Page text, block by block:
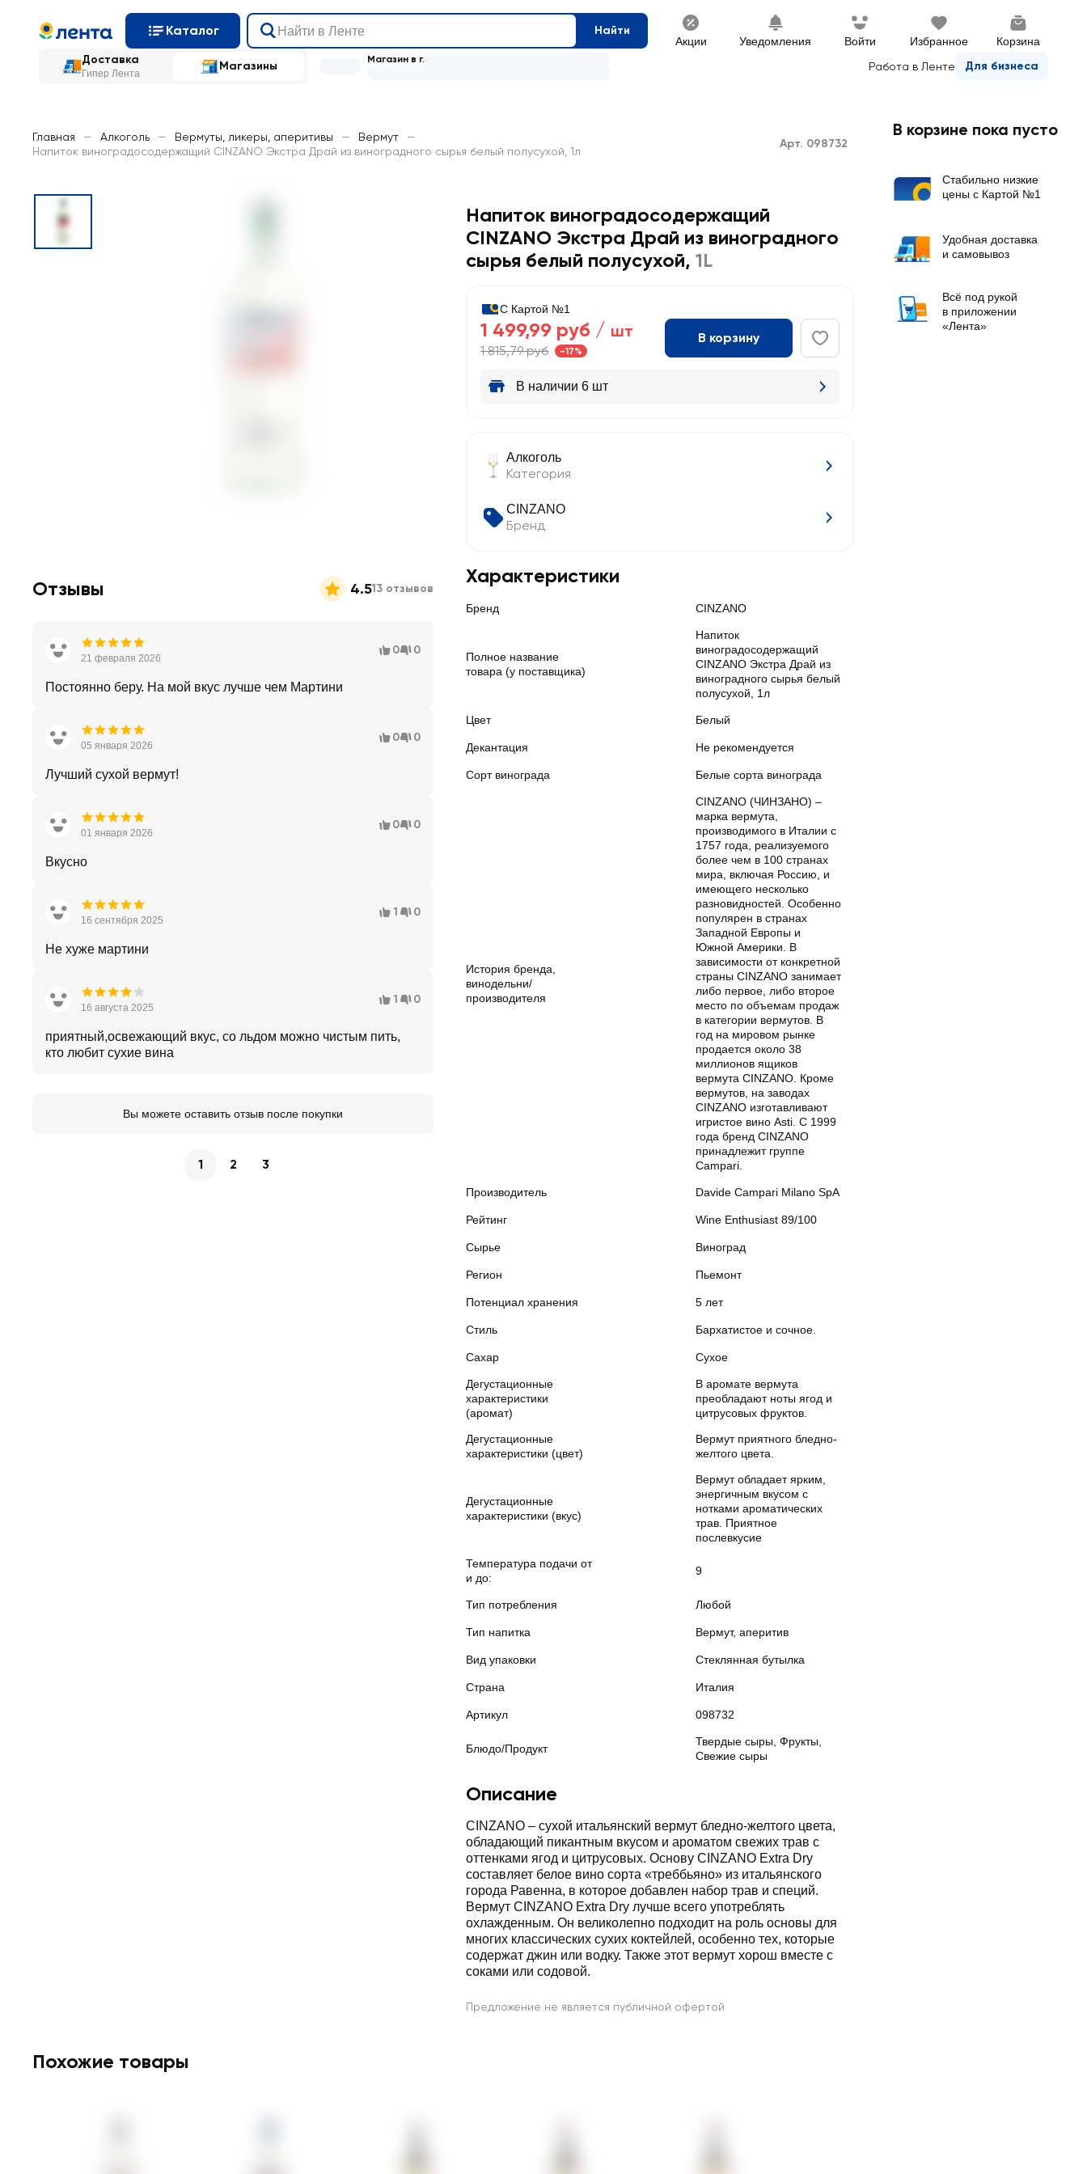
Каталог Найти
Акции Уведомления Войти Избранное Корзина
Доставка
Гипер Лента
Магазины Работа в Ленте Для бизнеса
Магазин в г.
Главная — Алкоголь — Вермуты, ликеры, аперитивы — Вермут
—
Напиток виноградосодержащий CINZANO Экстра Драй из виноградного сырья белый полусухой, 1л
Арт. 098732
Напиток виноградосодержащий
CINZANO Экстра Драй из виноградного
сырья белый полусухой, 1L
С Картой №1
1 499,99 руб / шт
1 815,79 руб -17%
В корзину
В наличии 6 шт
Алкоголь
Категория
CINZANO
Бренд
Характеристики
Бренд CINZANO
Полное название
товара (у поставщика)
Напиток
виноградосодержащий
CINZANO Экстра Драй из
виноградного сырья белый
полусухой, 1л
Цвет Белый
Декантация Не рекомендуется
Сорт винограда Белые сорта винограда
История бренда,
винодельни/
производителя
CINZANO (ЧИНЗАНО) –
марка вермута,
производимого в Италии с
1757 года, реализуемого
более чем в 100 странах
мира, включая Россию, и
имеющего несколько
разновидностей. Особенно
популярен в странах
Западной Европы и
Южной Америки. В
зависимости от конкретной
страны CINZANO занимает
либо первое, либо второе
место по объемам продаж
в категории вермутов. В
год на мировом рынке
продается около 38
миллионов ящиков
вермута CINZANO. Кроме
вермутов, на заводах
CINZANO изготавливают
игристое вино Asti. С 1999
года бренд CINZANO
принадлежит группе
Campari.
Производитель Davide Campari Milano SpA
Рейтинг Wine Enthusiast 89/100
Сырье Виноград
Регион Пьемонт
Потенциал хранения 5 лет
Стиль Бархатистое и сочное.
Сахар Сухое
Дегустационные
характеристики
(аромат)
В аромате вермута
преобладают ноты ягод и
цитрусовых фруктов.
Дегустационные
характеристики (цвет)
Вермут приятного бледно-
желтого цвета.
Дегустационные
характеристики (вкус)
Вермут обладает ярким,
энергичным вкусом с
нотками ароматических
трав. Приятное
послевкусие
Температура подачи от
и до:
9
Тип потребления Любой
Тип напитка Вермут, аперитив
Вид упаковки Стеклянная бутылка
Страна Италия
Артикул 098732
Блюдо/Продукт
Твердые сыры, Фрукты,
Свежие сыры
Описание
CINZANO – сухой итальянский вермут бледно-желтого цвета,
обладающий пикантным вкусом и ароматом свежих трав с
оттенками ягод и цитрусовых. Основу CINZANO Extra Dry
составляет белое вино сорта «треббьяно» из итальянского
города Равенна, в которое добавлен набор трав и специй.
Вермут CINZANO Extra Dry лучше всего употреблять
охлажденным. Он великолепно подходит на роль основы для
многих классических сухих коктейлей, особенно тех, которые
содержат джин или водку. Также этот вермут хорош вместе с
соками или содовой.
Предложение не является публичной офертой
Отзывы 4.513 отзывов
21 февраля 2026
0 0
Постоянно беру. На мой вкус лучше чем Мартини
05 января 2026
0 0
Лучший сухой вермут!
01 января 2026
0 0
Вкусно
16 сентября 2025
1 0
Не хуже мартини
16 августа 2025
1 0
приятный,освежающий вкус, со льдом можно чистым пить,
кто любит сухие вина
Вы можете оставить отзыв после покупки
1 2 3
Похожие товары
В корзине пока пусто
Стабильно низкие
цены с Картой №1
Удобная доставка
и самовывоз
Всё под рукой
в приложении
«Лента»